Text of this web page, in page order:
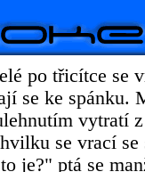
po třicítce se
se ke spánku.
vytratí
se vrací
je?" ptá se